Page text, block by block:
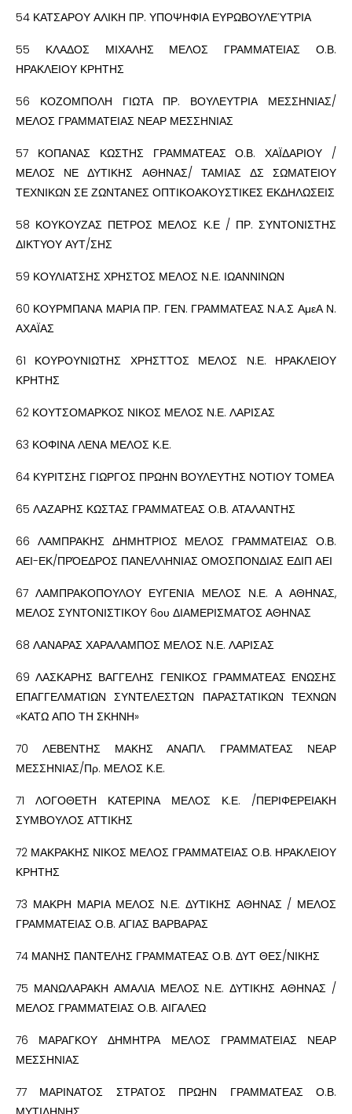
54 ΚΑΤΣΑΡΟΥ ΑΛΙΚΗ ΠΡ. ΥΠΟΨΗΦΙΑ ΕΥΡΩΒΟΥΛΕΎΤΡΙΑ
55 ΚΛΑΔΟΣ ΜΙΧΑΛΗΣ ΜΕΛΟΣ ΓΡΑΜΜΑΤΕΙΑΣ Ο.Β.
ΗΡΑΚΛΕΙΟΥ ΚΡΗΤΗΣ
56 ΚΟΖΟΜΠΟΛΗ ΓΙΩΤΑ ΠΡ. ΒΟΥΛΕΥΤΡΙΑ ΜΕΣΣΗΝΙΑΣ/
ΜΕΛΟΣ ΓΡΑΜΜΑΤΕΙΑΣ ΝΕΑΡ ΜΕΣΣΗΝΙΑΣ
57 ΚΟΠΑΝΑΣ ΚΩΣΤΗΣ ΓΡΑΜΜΑΤΕΑΣ Ο.Β. ΧΑΪΔΑΡΙΟΥ /
ΜΕΛΟΣ ΝΕ ΔΥΤΙΚΗΣ ΑΘΗΝΑΣ/ ΤΑΜΙΑΣ ΔΣ ΣΩΜΑΤΕΙΟΥ
ΤΕΧΝΙΚΩΝ ΣΕ ΖΩΝΤΑΝΕΣ ΟΠΤΙΚΟΑΚΟΥΣΤΙΚΕΣ ΕΚΔΗΛΩΣΕΙΣ
58 ΚΟΥΚΟΥΖΑΣ ΠΕΤΡΟΣ ΜΕΛΟΣ Κ.Ε / ΠΡ. ΣΥΝΤΟΝΙΣΤΗΣ
ΔΙΚΤΥΟΥ ΑΥΤ/ΣΗΣ
59 ΚΟΥΛΙΑΤΣΗΣ ΧΡΗΣΤΟΣ ΜΕΛΟΣ Ν.Ε. ΙΩΑΝΝΙΝΩΝ
60 ΚΟΥΡΜΠΑΝΑ ΜΑΡΙΑ ΠΡ. ΓΕΝ. ΓΡΑΜΜΑΤΕΑΣ Ν.Α.Σ ΑμεΑ Ν.
ΑΧΑΪΑΣ
61 ΚΟΥΡΟΥΝΙΩΤΗΣ ΧΡΗΣΤΤΟΣ ΜΕΛΟΣ Ν.Ε. ΗΡΑΚΛΕΙΟΥ
ΚΡΗΤΗΣ
62 ΚΟΥΤΣΟΜΑΡΚΟΣ ΝΙΚΟΣ ΜΕΛΟΣ Ν.Ε. ΛΑΡΙΣΑΣ
63 ΚΟΦΙΝΑ ΛΕΝΑ ΜΕΛΟΣ Κ.Ε.
64 ΚΥΡΙΤΣΗΣ ΓΙΩΡΓΟΣ ΠΡΩΗΝ ΒΟΥΛΕΥΤΗΣ ΝΟΤΙΟΥ ΤΟΜΕΑ
65 ΛΑΖΑΡΗΣ ΚΩΣΤΑΣ ΓΡΑΜΜΑΤΕΑΣ Ο.Β. ΑΤΑΛΑΝΤΗΣ
66 ΛΑΜΠΡΑΚΗΣ ΔΗΜΗΤΡΙΟΣ ΜΕΛΟΣ ΓΡΑΜΜΑΤΕΙΑΣ Ο.Β.
ΑΕΙ-ΕΚ/ΠΡΌΕΔΡΟΣ ΠΑΝΕΛΛΗΝΙΑΣ ΟΜΟΣΠΟΝΔΙΑΣ ΕΔΙΠ ΑΕΙ
67 ΛΑΜΠΡΑΚΟΠΟΥΛΟΥ ΕΥΓΕΝΙΑ ΜΕΛΟΣ Ν.Ε. Α ΑΘΗΝΑΣ,
ΜΕΛΟΣ ΣΥΝΤΟΝΙΣΤΙΚΟΥ 6ου ΔΙΑΜΕΡΙΣΜΑΤΟΣ ΑΘΗΝΑΣ
68 ΛΑΝΑΡΑΣ ΧΑΡΑΛΑΜΠΟΣ ΜΕΛΟΣ Ν.Ε. ΛΑΡΙΣΑΣ
69 ΛΑΣΚΑΡΗΣ ΒΑΓΓΕΛΗΣ ΓΕΝΙΚΟΣ ΓΡΑΜΜΑΤΕΑΣ ΕΝΩΣΗΣ
ΕΠΑΓΓΕΛΜΑΤΙΩΝ ΣΥΝΤΕΛΕΣΤΩΝ ΠΑΡΑΣΤΑΤΙΚΩΝ ΤΕΧΝΩΝ
«ΚΑΤΩ ΑΠΟ ΤΗ ΣΚΗΝΗ»
70 ΛΕΒΕΝΤΗΣ ΜΑΚΗΣ ΑΝΑΠΛ. ΓΡΑΜΜΑΤΕΑΣ ΝΕΑΡ
ΜΕΣΣΗΝΙΑΣ/Πρ. ΜΕΛΟΣ Κ.Ε.
71 ΛΟΓΟΘΕΤΗ ΚΑΤΕΡΙΝΑ ΜΕΛΟΣ Κ.Ε. /ΠΕΡΙΦΕΡΕΙΑΚΗ
ΣΥΜΒΟΥΛΟΣ ΑΤΤΙΚΗΣ
72 ΜΑΚΡΑΚΗΣ ΝΙΚΟΣ ΜΕΛΟΣ ΓΡΑΜΜΑΤΕΙΑΣ Ο.Β. ΗΡΑΚΛΕΙΟΥ
ΚΡΗΤΗΣ
73 ΜΑΚΡΗ ΜΑΡΙΑ ΜΕΛΟΣ Ν.Ε. ΔΥΤΙΚΗΣ ΑΘΗΝΑΣ / ΜΕΛΟΣ
ΓΡΑΜΜΑΤΕΙΑΣ Ο.Β. ΑΓΙΑΣ ΒΑΡΒΑΡΑΣ
74 ΜΑΝΗΣ ΠΑΝΤΕΛΗΣ ΓΡΑΜΜΑΤΕΑΣ Ο.Β. ΔΥΤ ΘΕΣ/ΝΙΚΗΣ
75 ΜΑΝΩΛΑΡΑΚΗ ΑΜΑΛΙΑ ΜΕΛΟΣ Ν.Ε. ΔΥΤΙΚΗΣ ΑΘΗΝΑΣ /
ΜΕΛΟΣ ΓΡΑΜΜΑΤΕΙΑΣ Ο.Β. ΑΙΓΑΛΕΩ
76 ΜΑΡΑΓΚΟΥ ΔΗΜΗΤΡΑ ΜΕΛΟΣ ΓΡΑΜΜΑΤΕΙΑΣ ΝΕΑΡ
ΜΕΣΣΗΝΙΑΣ
77 ΜΑΡΙΝΑΤΟΣ ΣΤΡΑΤΟΣ ΠΡΩΗΝ ΓΡΑΜΜΑΤΕΑΣ Ο.Β.